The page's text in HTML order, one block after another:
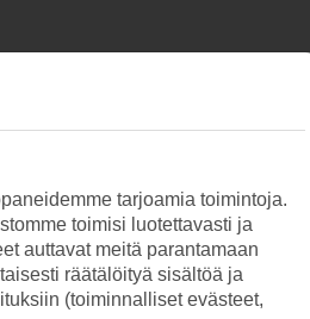
tarjoamia toimintoja.
toimisi luotettavasti ja
auttavat meitä parantamaan
räätälöityä sisältöä ja
(toiminnalliset evästeet,